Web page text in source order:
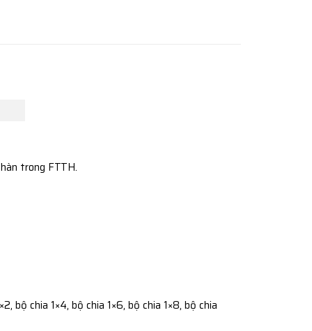
trong FTTH.
bộ chia 1×4, bộ chia 1×6, bộ chia 1×8, bộ chia